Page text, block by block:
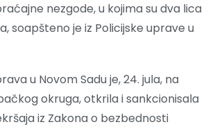
nezgode, u kojima su dva lica
soapšteno je iz Policijske uprave u
u Novom Sadu je, 24. jula, na
okruga, otkrila i sankcionisala
iz Zakona o bezbednosti